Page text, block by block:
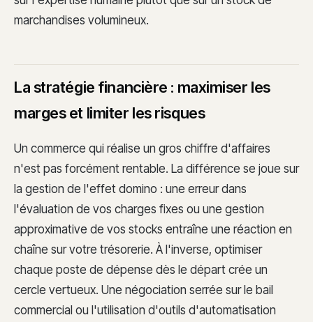
marchandises volumineux.
La stratégie financière : maximiser les
marges et limiter les risques
Un commerce qui réalise un gros chiffre d'affaires
n'est pas forcément rentable. La différence se joue sur
la gestion de l'effet domino : une erreur dans
l'évaluation de vos charges fixes ou une gestion
approximative de vos stocks entraîne une réaction en
chaîne sur votre trésorerie. À l'inverse, optimiser
chaque poste de dépense dès le départ crée un
cercle vertueux. Une négociation serrée sur le bail
commercial ou l'utilisation d'outils d'automatisation